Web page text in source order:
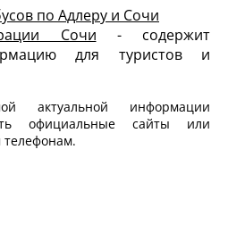
по Адлеру и Сочи
Сочи - содержит
для туристов и
актуальной информации
официальные сайты или
телефонам.